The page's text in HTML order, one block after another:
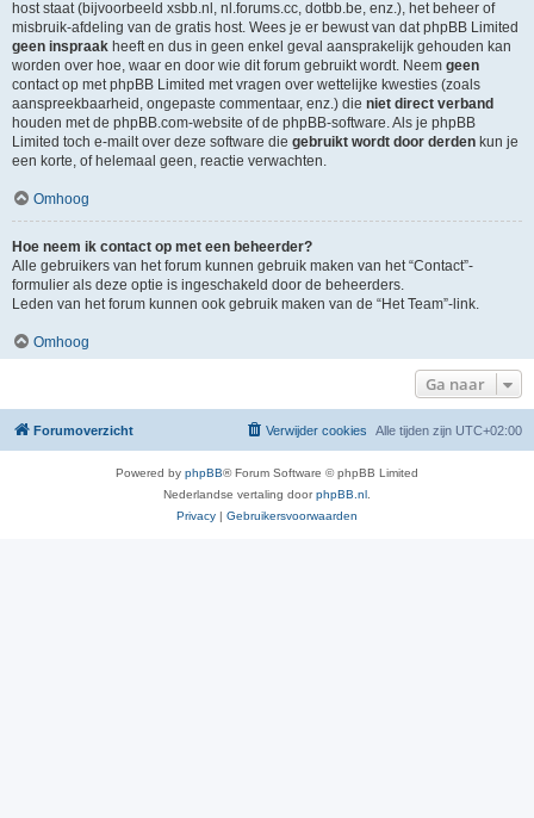
host staat (bijvoorbeeld xsbb.nl, nl.forums.cc, dotbb.be, enz.), het beheer of
misbruik-afdeling van de gratis host. Wees je er bewust van dat phpBB Limited
geen inspraak heeft en dus in geen enkel geval aansprakelijk gehouden kan
worden over hoe, waar en door wie dit forum gebruikt wordt. Neem geen
contact op met phpBB Limited met vragen over wettelijke kwesties (zoals
aanspreekbaarheid, ongepaste commentaar, enz.) die niet direct verband
houden met de phpBB.com-website of de phpBB-software. Als je phpBB
Limited toch e-mailt over deze software die gebruikt wordt door derden kun je
een korte, of helemaal geen, reactie verwachten.
Omhoog
Hoe neem ik contact op met een beheerder?
Alle gebruikers van het forum kunnen gebruik maken van het “Contact”-
formulier als deze optie is ingeschakeld door de beheerders.
Leden van het forum kunnen ook gebruik maken van de “Het Team”-link.
Omhoog
Ga naar
Forumoverzicht Alle tijden zijn UTC+02:00
Verwijder cookies
Powered by phpBB® Forum Software © phpBB Limited
Nederlandse vertaling doorphpBB.nl
Privacy | Gebruikersvoorwaarden